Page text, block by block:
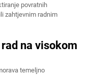
povratnih
zahtjevnim radnim
na visokom
temeljno